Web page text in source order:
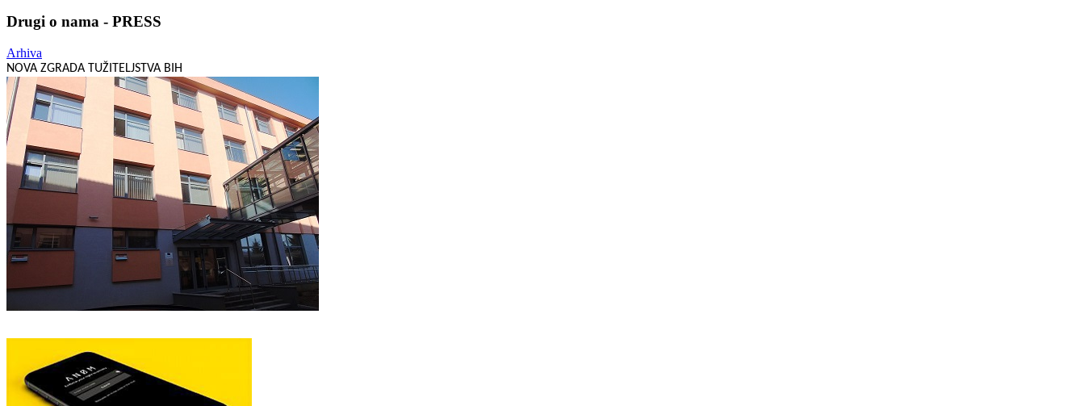
Drugi o nama - PRESS
Arhiva
NOVA ZGRADA TUŽITELJSTVA BIH